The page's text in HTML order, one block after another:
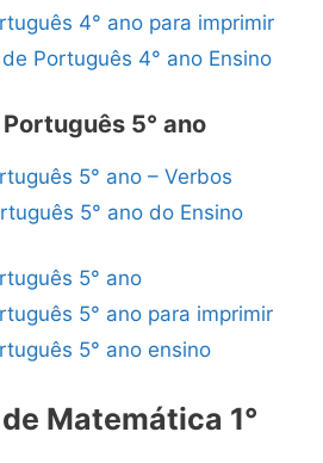
4° ano para imprimir
Português 4° ano Ensino
5° ano
5° ano – Verbos
5° ano do Ensino
5° ano
5° ano para imprimir
5° ano ensino
Matemática 1°